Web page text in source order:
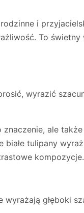
i
To
wyrazić
znaczenie, ale
białe tulipany
kompozycje.
głęboki